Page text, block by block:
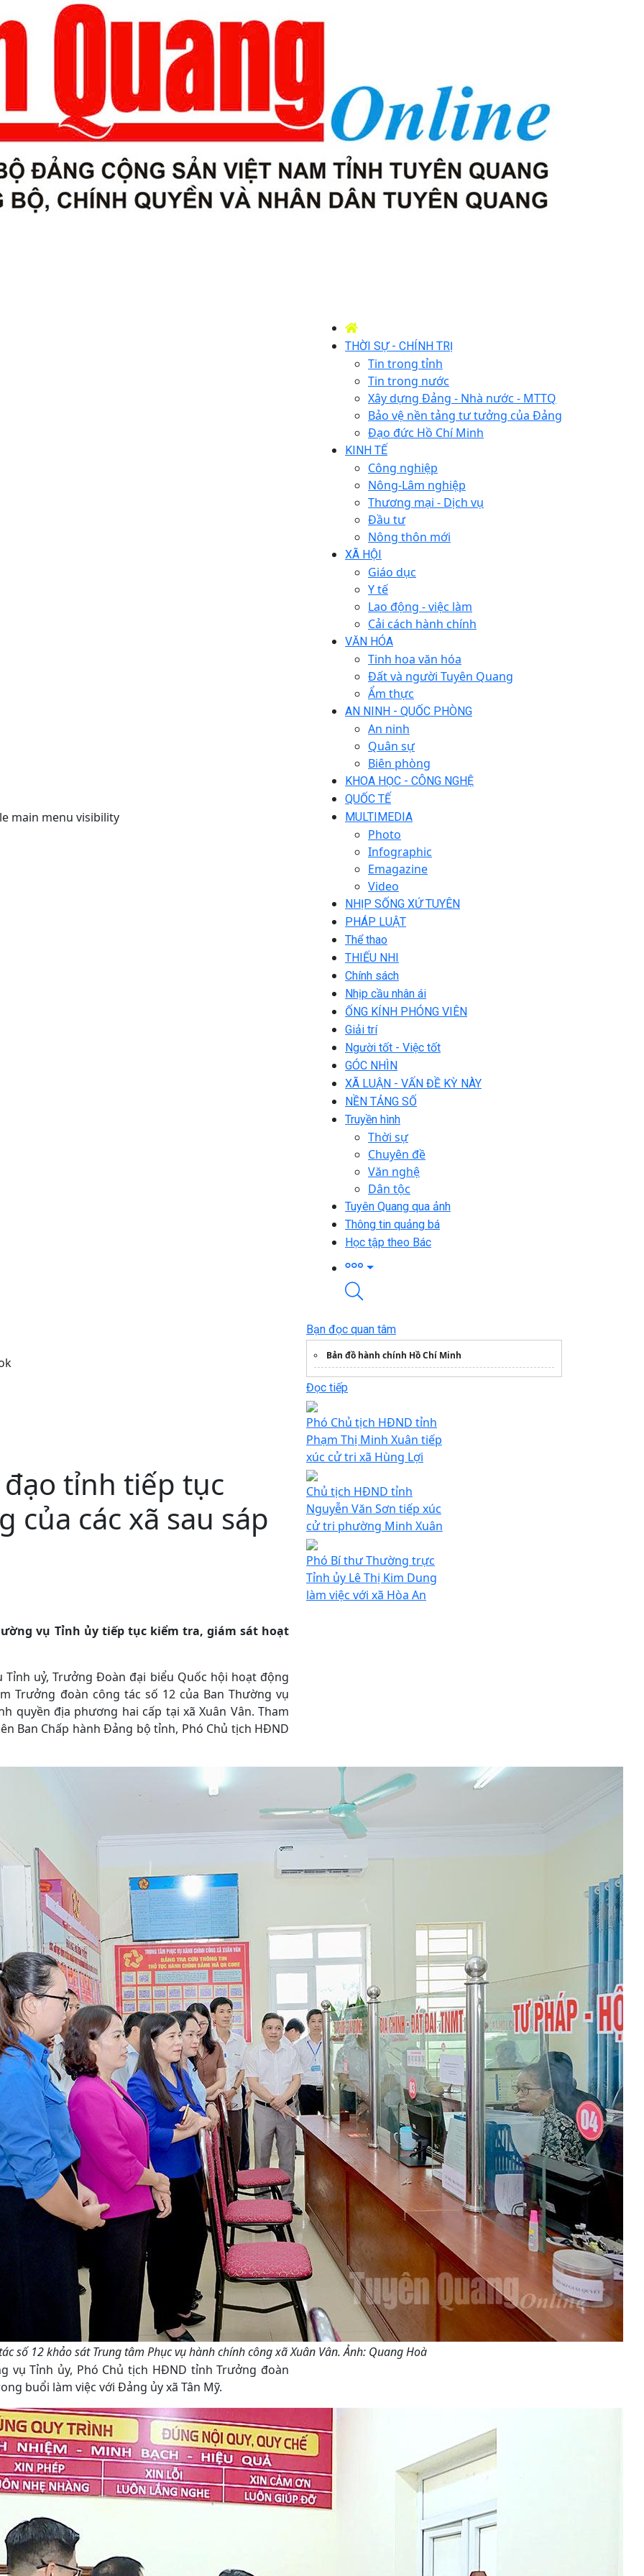
main menu visibility
THỜI SỰ - CHÍNH TRỊ
Tin trong tỉnh
Tin trong nước
Xây dựng Đảng - Nhà nước - MTTQ
Bảo vệ nền tảng tư tưởng của Đảng
Đạo đức Hồ Chí Minh
KINH TẾ
Công nghiệp
Nông-Lâm nghiệp
Thương mại - Dịch vụ
Đầu tư
Nông thôn mới
XÃ HỘI
Giáo dục
Y tế
Lao động - việc làm
Cải cách hành chính
VĂN HÓA
Tinh hoa văn hóa
Đất và người Tuyên Quang
Ẩm thực
AN NINH - QUỐC PHÒNG
An ninh
Quân sự
Biên phòng
KHOA HỌC - CÔNG NGHỆ
QUỐC TẾ
MULTIMEDIA
Photo
Infographic
Emagazine
Video
NHỊP SỐNG XỨ TUYÊN
PHÁP LUẬT
Thể thao
THIẾU NHI
Chính sách
Nhịp cầu nhân ái
ỐNG KÍNH PHÓNG VIÊN
Giải trí
Người tốt - Việc tốt
GÓC NHÌN
XÃ LUẬN - VẤN ĐỀ KỲ NÀY
NỀN TẢNG SỐ
Truyền hình
Thời sự
Chuyên đề
Văn nghệ
Dân tộc
Tuyên Quang qua ảnh
Thông tin quảng bá
Học tập theo Bác
tỉnh tiếp tục
của các xã sau sáp
vụ Tỉnh ủy tiếp tục kiểm tra, giám sát hoạt
Tỉnh uỷ, Trưởng Đoàn đại biểu Quốc hội hoạt động
Trưởng đoàn công tác số 12 của Ban Thường vụ
quyền địa phương hai cấp tại xã Xuân Vân. Tham
Ban Chấp hành Đảng bộ tỉnh, Phó Chủ tịch HĐND
số 12 khảo sát Trung tâm Phục vụ hành chính công xã Xuân Vân. Ảnh: Quang Hoà
vụ Tỉnh ủy, Phó Chủ tịch HĐND tỉnh Trưởng đoàn
buổi làm việc với Đảng ủy xã Tân Mỹ.
Bạn đọc quan tâm
Bản đồ hành chính Hồ Chí Minh
Đọc tiếp
Phó Chủ tịch HĐND tỉnh
Phạm Thị Minh Xuân tiếp
xúc cử tri xã Hùng Lợi
Chủ tịch HĐND tỉnh
Nguyễn Văn Sơn tiếp xúc
cử tri phường Minh Xuân
Phó Bí thư Thường trực
Tỉnh ủy Lê Thị Kim Dung
làm việc với xã Hòa An